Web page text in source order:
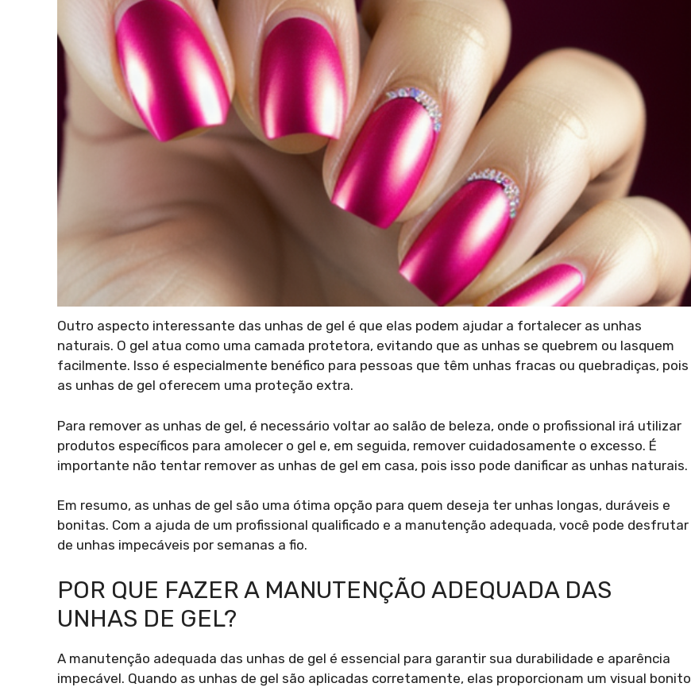
Outro aspecto interessante das unhas de gel é que elas podem ajudar a fortalecer as unhas
naturais. O gel atua como uma camada protetora, evitando que as unhas se quebrem ou lasquem
facilmente. Isso é especialmente benéfico para pessoas que têm unhas fracas ou quebradiças, pois
as unhas de gel oferecem uma proteção extra.
Para remover as unhas de gel, é necessário voltar ao salão de beleza, onde o profissional irá utilizar
produtos específicos para amolecer o gel e, em seguida, remover cuidadosamente o excesso. É
importante não tentar remover as unhas de gel em casa, pois isso pode danificar as unhas naturais.
Em resumo, as unhas de gel são uma ótima opção para quem deseja ter unhas longas, duráveis e
bonitas. Com a ajuda de um profissional qualificado e a manutenção adequada, você pode desfrutar
de unhas impecáveis por semanas a fio.
POR QUE FAZER A MANUTENÇÃO ADEQUADA DAS
UNHAS DE GEL?
A manutenção adequada das unhas de gel é essencial para garantir sua durabilidade e aparência
impecável. Quando as unhas de gel são aplicadas corretamente, elas proporcionam um visual bonito